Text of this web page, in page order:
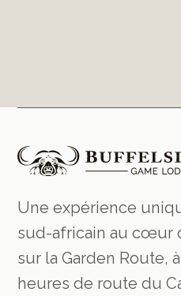
Une expérience
sud-africain au cœur
sur la Garden Route,
heures de route du